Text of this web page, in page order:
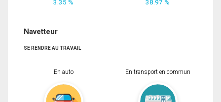
3.35 % 38.97 %
Navetteur
SE RENDRE AU TRAVAIL
En auto En transport en commun